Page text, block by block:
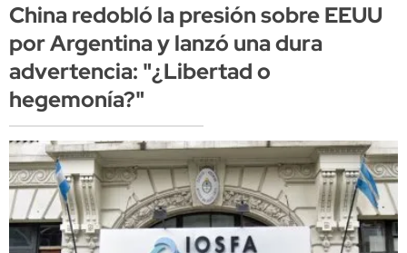
China redobló la presión sobre EEUU
por Argentina y lanzó una dura
advertencia: "¿Libertad o
hegemonía?"